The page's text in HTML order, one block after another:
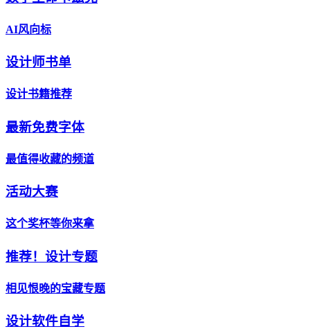
AI风向标
设计师书单
设计书籍推荐
最新免费字体
最值得收藏的频道
活动大赛
这个奖杯等你来拿
推荐！设计专题
相见恨晚的宝藏专题
设计软件自学